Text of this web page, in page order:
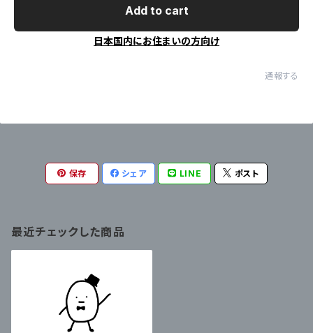
Add to cart
日本国内にお住まいの方向け
通報する
保存 シェア LINE ポスト
最近チェックした商品